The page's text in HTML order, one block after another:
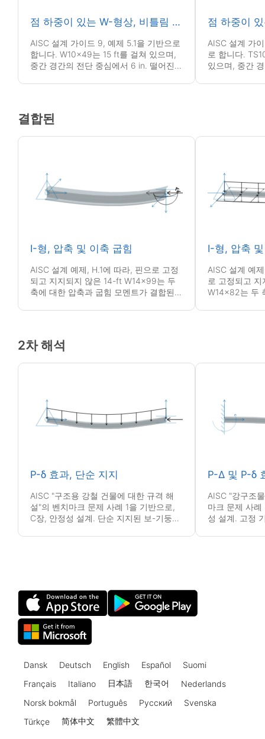
점 하중이 있는 W-형상, 비틀림 핀 고정
AISC 설계 가이드 9, 예제 5.1을 기반으로
합니다. W10x49는 15 ft를 걸쳐 있으며,
중간 경간의 전단 중심에서 6 in. 떨어진
AISC 설계 가
로 합니다.
있으며, 중간
결합된
I-형, 압축 및 이축 굽힘
AISC 설계 예제, H.1에 따라, 핀으로 고정
되고 지지되지 않은 14-ft W14x99는 두
축에 대한 압축과 굽힘 모멘트가 결합된
I-형, 압축
AISC 설계 예
로 고정되고
W14x82는 두
2차 해석
P-δ 효과, 단순 지지
AISC "구조용 강철 건물에 대한 규격 해
설"의 벤치마크 문제 사례 1을 기반으로,
C장, 안정성 설계. 단순 지지된 보-기둥은
P-Δ 및 P-δ
AISC "강구조
마크 문제 사
성 설계. 고정 기초 캔틸레버 보-기둥은 축
Dansk Deutsch English Español
Suomi
Français
Italiano 日本語 한국어
Nederlands
Norsk bokmål
Português Русский
Svenska
Türkçe
简体中文 繁體中文